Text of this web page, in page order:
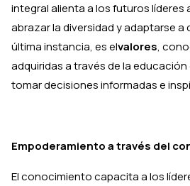
integral alienta a los futuros líderes
abrazar la diversidad y adaptarse a
última instancia, es elvalores,
adquiridas a través de la
tomar decisiones informadas e
Empoderamiento a través del
El conocimiento capacita a los